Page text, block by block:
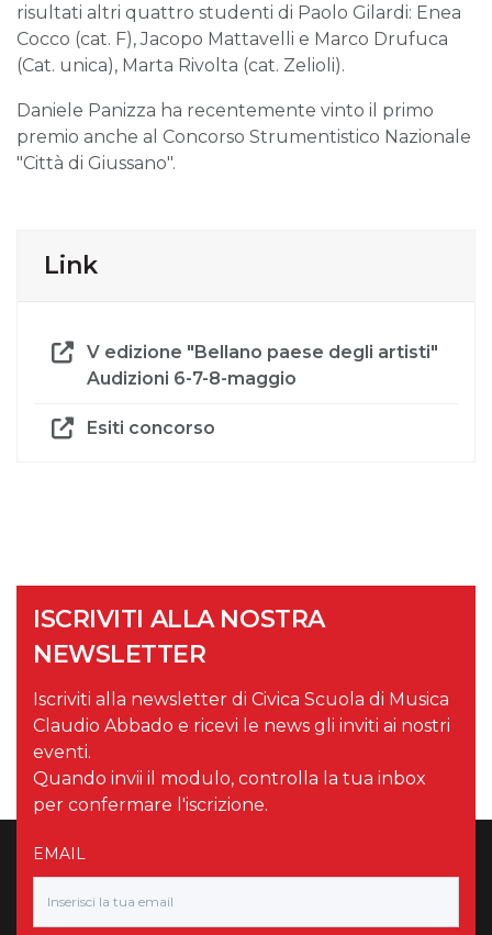
risultati altri quattro studenti di Paolo Gilardi: Enea
Cocco (cat. F), Jacopo Mattavelli e Marco Drufuca
(Cat. unica), Marta Rivolta (cat. Zelioli).
Daniele Panizza ha recentemente vinto il primo
premio anche al Concorso Strumentistico Nazionale
"Città di Giussano".
Link
V edizione "Bellano paese degli artisti"
Audizioni 6-7-8-maggio
Esiti concorso
ISCRIVITI ALLA NOSTRA
NEWSLETTER
Iscriviti alla newsletter di Civica Scuola di Musica
Claudio Abbado e ricevi le news gli inviti ai nostri
eventi.
Quando invii il modulo, controlla la tua inbox
per confermare l'iscrizione.
EMAIL